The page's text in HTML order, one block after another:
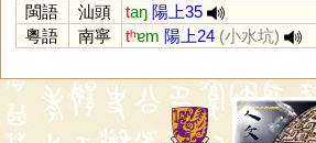
閩語
汕頭 taŋ 陽上35
粵語
南寧 tʰɐm 陽上24 (小水坑)